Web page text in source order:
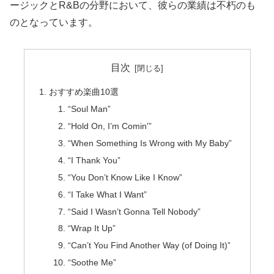
ージックとR&Bの分野において、彼らの業績は不朽のも
のとなっています。
目次
おすすめ楽曲10選
“Soul Man”
“Hold On, I’m Comin'”
“When Something Is Wrong with My Baby”
“I Thank You”
“You Don’t Know Like I Know”
“I Take What I Want”
“Said I Wasn’t Gonna Tell Nobody”
“Wrap It Up”
“Can’t You Find Another Way (of Doing It)”
“Soothe Me”